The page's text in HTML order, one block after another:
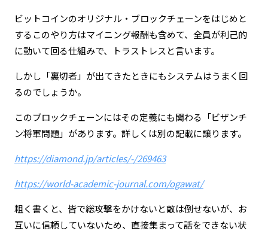
ビットコインのオリジナル・ブロックチェーンをはじめと
するこのやり方はマイニング報酬も含めて、全員が利己的
に動いて回る仕組みで、トラストレスと言います。
しかし「裏切者」が出てきたときにもシステムはうまく回
るのでしょうか。
このブロックチェーンにはその定義にも関わる「ビザンチ
ン将軍問題」があります。詳しくは別の記載に譲ります。
https://diamond.jp/articles/-/269463
https://world-academic-journal.com/ogawat/
粗く書くと、皆で総攻撃をかけないと敵は倒せないが、お
互いに信頼していないため、直接集まって話をできない状